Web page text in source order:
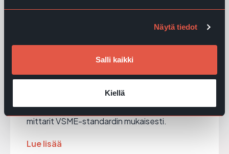
Näytä tiedot
Salli kaikki
Kiellä
EWQ julkaisee VSME -pohjaisen
vastuullisuusraportin vuodelta
2025
EWQ:n vuoden 2025 vastuullisuusraportti
esittelee keskeiset ESG-toimet, kehityksen ja
mittarit VSME-standardin mukaisesti.
Lue lisää